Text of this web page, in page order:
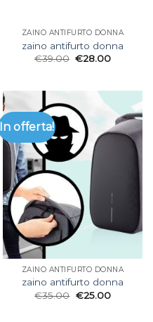
ZAINO ANTIFURTO DONNA
zaino antifurto donna
€39.00 €28.00
In offerta!
ZAINO ANTIFURTO DONNA
zaino antifurto donna
€35.00 €25.00